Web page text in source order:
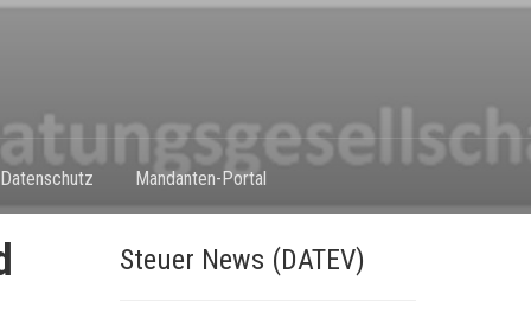
Datenschutz Mandanten-Portal
Steuer News (DATEV)